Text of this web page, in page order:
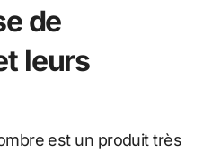
de
leurs
est un produit très